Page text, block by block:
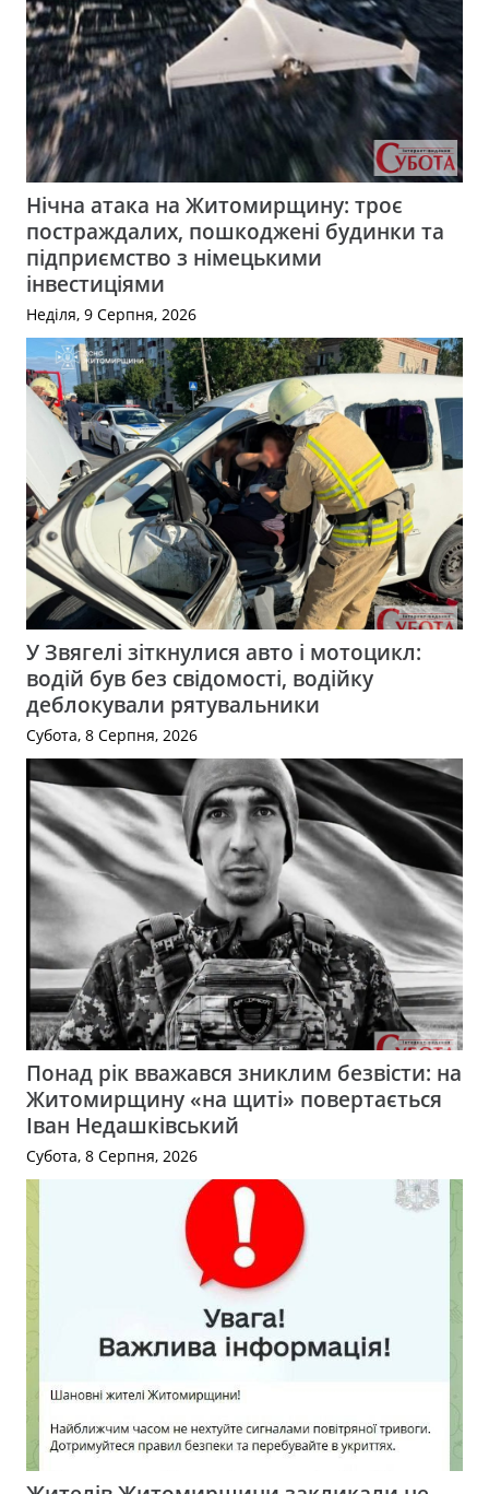
Нічна атака на Житомирщину: троє
постраждалих, пошкоджені будинки та
підприємство з німецькими
інвестиціями
Неділя, 9 Серпня, 2026
У Звягелі зіткнулися авто і мотоцикл:
водій був без свідомості, водійку
деблокували рятувальники
Субота, 8 Серпня, 2026
Понад рік вважався зниклим безвісти: на
Житомирщину «на щиті» повертається
Іван Недашківський
Субота, 8 Серпня, 2026